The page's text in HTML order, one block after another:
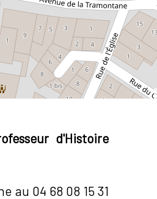
d'Histoire
au 04 68 08 15 31